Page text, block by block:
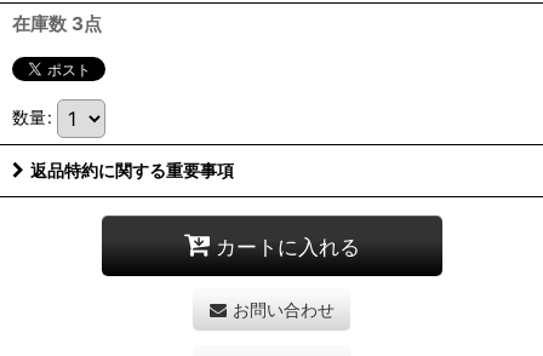
在庫数 3点
数量:
返品特約に関する重要事項
カートに入れる
お問い合わせ